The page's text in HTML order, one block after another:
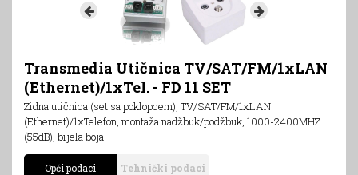
Transmedia Utičnica TV/SAT/FM/1xLAN
(Ethernet)/1xTel. - FD 11 SET
Zidna utičnica (set sa poklopcem), TV/SAT/FM/1xLAN
(Ethernet)/1xTelefon, montaža nadžbuk/podžbuk, 1000-2400MHZ
(55dB), bijela boja.
Opći podaci Tehnički podaci